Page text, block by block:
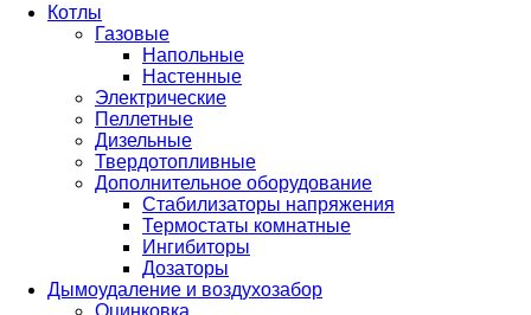
Котлы
Газовые
Напольные
Настенные
Электрические
Пеллетные
Дизельные
Твердотопливные
Дополнительное оборудование
Стабилизаторы напряжения
Термостаты комнатные
Ингибиторы
Дозаторы
Дымоудаление и воздухозабор
Оцинковка